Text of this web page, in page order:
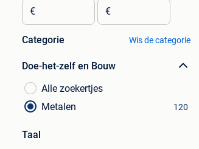
€ €
Categorie Wis de categorie
Doe-het-zelf en Bouw
Alle zoekertjes
Metalen
120
Taal